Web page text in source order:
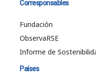
Corresponsables
Fundación
ObservaRSE
Informe de
Países